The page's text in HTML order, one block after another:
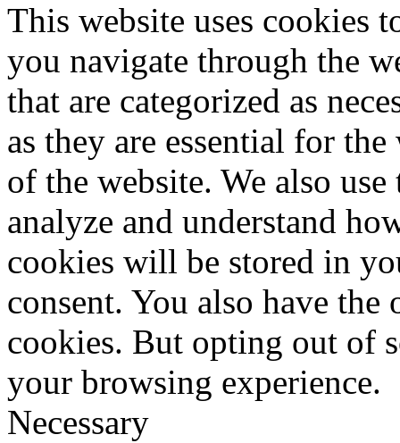
This website uses cookies
you navigate through the
that are categorized as
as they are essential for
of the website. We also
analyze and understand
cookies will be stored in
consent. You also have
cookies. But opting out of
your browsing experience.
Necessary